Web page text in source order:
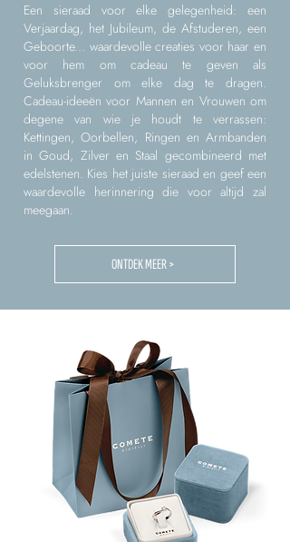
Een sieraad voor elke gelegenheid: een
Verjaardag, het Jubileum, de Afstuderen, een
Geboorte... waardevolle creaties voor haar en
voor hem om cadeau te geven als
Geluksbrenger om elke dag te dragen.
Cadeau-ideeën voor Mannen en Vrouwen om
degene van wie je houdt te verrassen:
Kettingen, Oorbellen, Ringen en Armbanden
in Goud, Zilver en Staal gecombineerd met
edelstenen. Kies het juiste sieraad en geef een
waardevolle herinnering die voor altijd zal
meegaan.
ONTDEK MEER >